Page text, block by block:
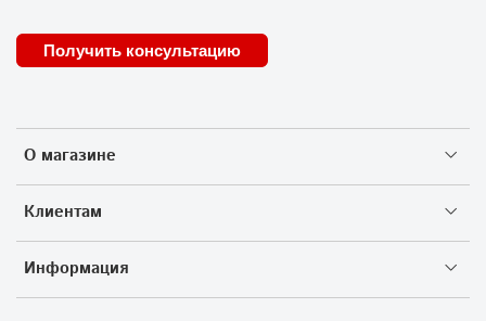
О магазине
Клиентам
Информация
Получить консультацию